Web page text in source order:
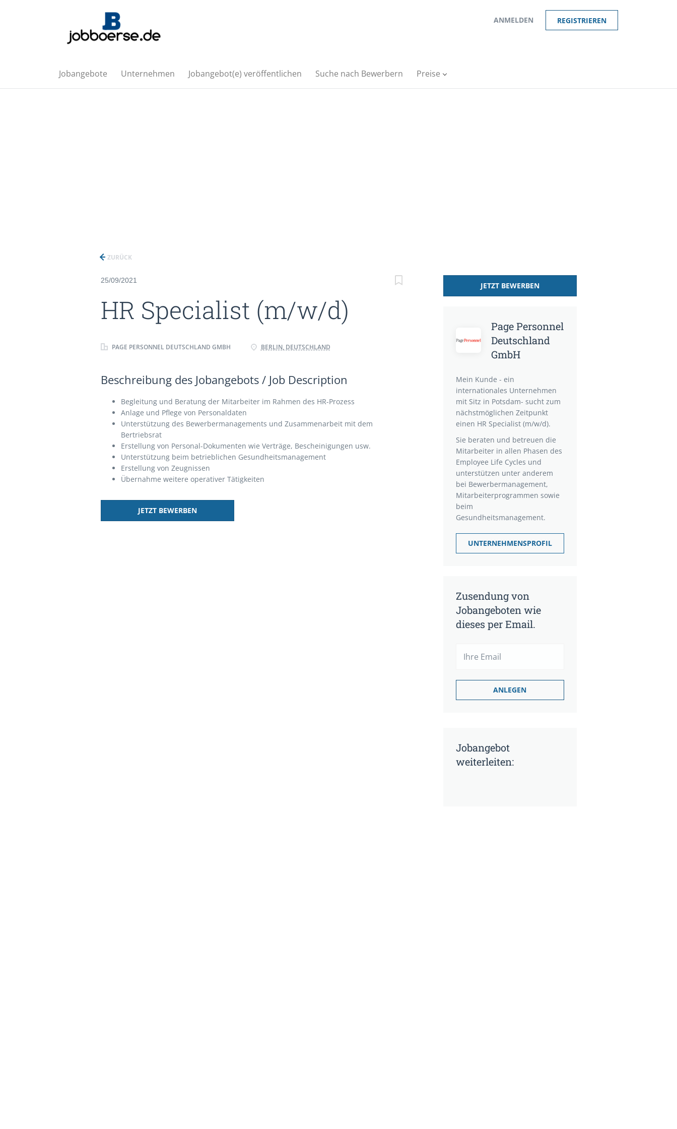
ANMELDEN REGISTRIEREN
Jobangebote Unternehmen Jobangebot(e) veröffentlichen Suche nach Bewerbern Preise
ZURÜCK
25/09/2021
HR Specialist (m/w/d)
PAGE PERSONNEL DEUTSCHLAND GMBH BERLIN, DEUTSCHLAND
Beschreibung des Jobangebots / Job Description
Begleitung und Beratung der Mitarbeiter im Rahmen des HR-Prozess
Anlage und Pflege von Personaldaten
Unterstützung des Bewerbermanagements und Zusammenarbeit mit dem
Bertriebsrat
Erstellung von Personal-Dokumenten wie Verträge, Bescheinigungen usw.
Unterstützung beim betrieblichen Gesundheitsmanagement
Erstellung von Zeugnissen
Übernahme weitere operativer Tätigkeiten
JETZT BEWERBEN
JETZT BEWERBEN
Page Personnel
Deutschland
GmbH
Mein Kunde - ein
internationales Unternehmen
mit Sitz in Potsdam- sucht zum
nächstmöglichen Zeitpunkt
einen HR Specialist (m/w/d).
Sie beraten und betreuen die
Mitarbeiter in allen Phasen des
Employee Life Cycles und
unterstützen unter anderem
bei Bewerbermanagement,
Mitarbeiterprogrammen sowie
beim
Gesundheitsmanagement.
UNTERNEHMENSPROFIL
Zusendung von
Jobangeboten wie
dieses per Email.
Jobangebot
weiterleiten: